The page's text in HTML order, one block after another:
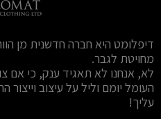
דיפלומט היא חברה חדשנית מן
מחויטת לגבר.
לא, אנחנו לא תאגיד ענק, כי אם
העומל יומם וליל על עיצוב
עליך!